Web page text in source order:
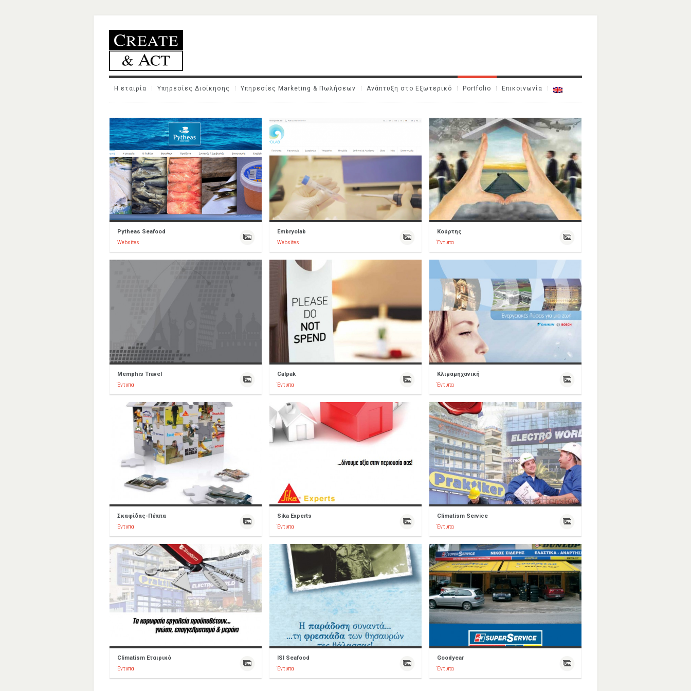
Η εταιρία Υπηρεσίες Διοίκησης Υπηρεσίες Marketing & Πωλήσεων Ανάπτυξη στο Εξωτερικό Portfolio Επικοινωνία
Pytheas Seafood
Websites
Embryolab
Websites
Κούρτης
Έντυπα
Memphis Travel
Έντυπα
Calpak
Έντυπα
Κλιμαμηχανική
Έντυπα
Σκαφίδας-Πέππα
Έντυπα
Sika Experts
Έντυπα
Climatism Service
Έντυπα
Climatism Εταιρικό
Έντυπα
ISI Seafood
Έντυπα
Goodyear
Έντυπα